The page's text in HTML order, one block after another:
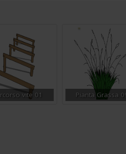
vite 01 Pianta Grassa